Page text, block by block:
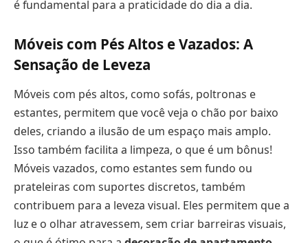
é fundamental para a praticidade do dia a dia.
Móveis com Pés Altos e Vazados: A
Sensação de Leveza
Móveis com pés altos, como sofás, poltronas e
estantes, permitem que você veja o chão por baixo
deles, criando a ilusão de um espaço mais amplo.
Isso também facilita a limpeza, o que é um bônus!
Móveis vazados, como estantes sem fundo ou
prateleiras com suportes discretos, também
contribuem para a leveza visual. Eles permitem que a
luz e o olhar atravessem, sem criar barreiras visuais,